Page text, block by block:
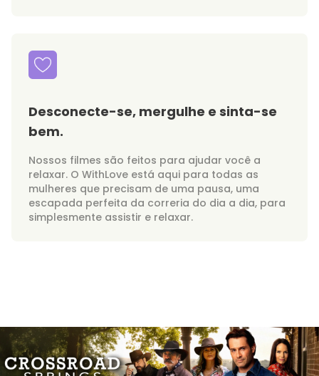
Desconecte-se, mergulhe e sinta-se
bem.
Nossos filmes são feitos para ajudar você a
relaxar. O WithLove está aqui para todas as
mulheres que precisam de uma pausa, uma
escapada perfeita da correria do dia a dia, para
simplesmente assistir e relaxar.